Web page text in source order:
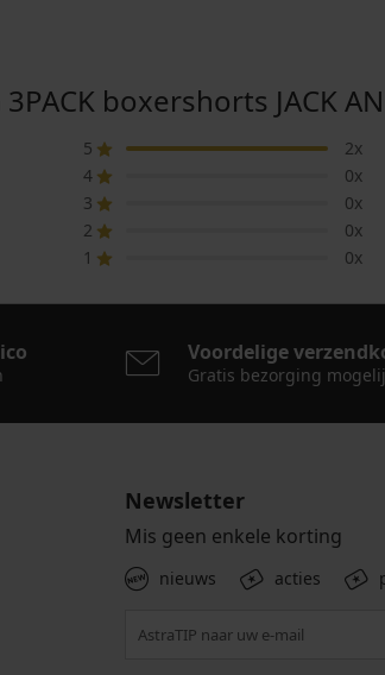
boxershorts JACK
5
2x
4
0x
3
0x
2
0x
1
0x
Voordelige
Gratis bezorging
Newsletter
Mis geen enkele korting
nieuws acties